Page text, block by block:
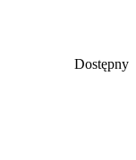
Dostępny